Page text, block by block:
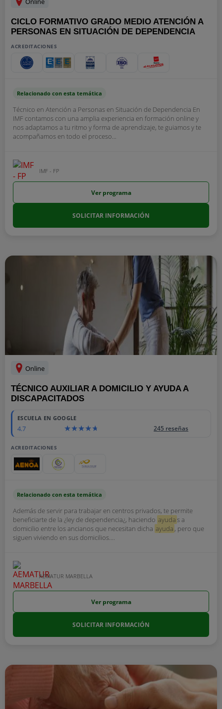
CICLO FORMATIVO GRADO MEDIO ATENCIÓN A
PERSONAS EN SITUACIÓN DE DEPENDENCIA
ACREDITACIONES
Relacionado con esta temática
Técnico en Atención a Personas en Situación de Dependencia En
IMF contamos con una amplia experiencia en formación online y
nos adaptamos a tu ritmo y forma de aprendizaje, te guiamos y te
acompañamos en todo el proceso...
IMF - FP
Ver programa
SOLICITAR INFORMACIÓN
Online
TÉCNICO AUXILIAR A DOMICILIO Y AYUDA A
DISCAPACITADOS
ESCUELA EN GOOGLE
4.7 245 reseñas
ACREDITACIONES
Relacionado con esta temática
Además de servir para trabajar en centros privados, te permite
beneficiarte de la ¿ley de dependencia¿, haciendo ayudas a
domicilio entre los ancianos que necesitan dicha ayuda , pero que
siguen viviendo en sus domicilios....
AEMATUR MARBELLA
Ver programa
SOLICITAR INFORMACIÓN